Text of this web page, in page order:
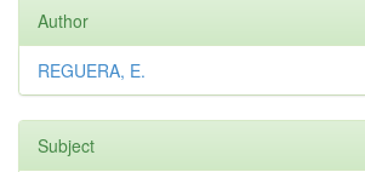
Author
REGUERA, E.
Subject